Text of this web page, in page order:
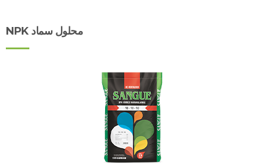
محلول سماد NPK